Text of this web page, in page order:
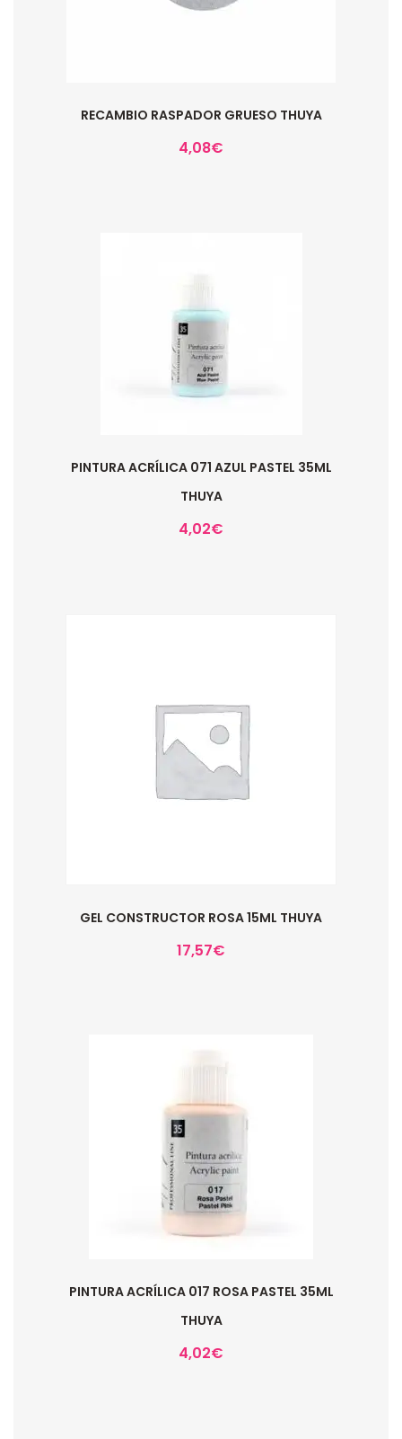
RECAMBIO RASPADOR GRUESO THUYA
4,08€
PINTURA ACRÍLICA 071 AZUL PASTEL 35ML
THUYA
4,02€
GEL CONSTRUCTOR ROSA 15ML THUYA
17,57€
PINTURA ACRÍLICA 017 ROSA PASTEL 35ML
THUYA
4,02€